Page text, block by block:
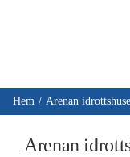
Hem Arenan
Arenan